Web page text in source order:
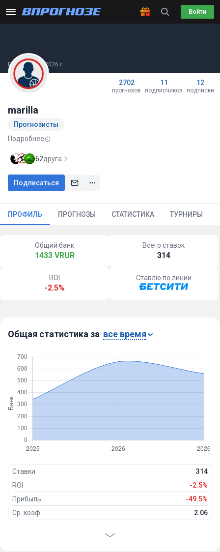
Войти
Был(а) 04.08.2026 г.
2702
прогнозов
11
подписчиков
12
подписки
marilla
Прогнозисты
Подробнее
62друга
Подписаться
ПРОФИЛЬ ПРОГНОЗЫ СТАТИСТИКА ТУРНИРЫ
Общий банк
1433 VRUR
Всего ставок
314
ROI
-2.5%
Ставлю по линии
Общая статистика за все время
Ставки
314
ROI
-2.5%
Прибыль
-49.5%
Ср. коэф.
2.06